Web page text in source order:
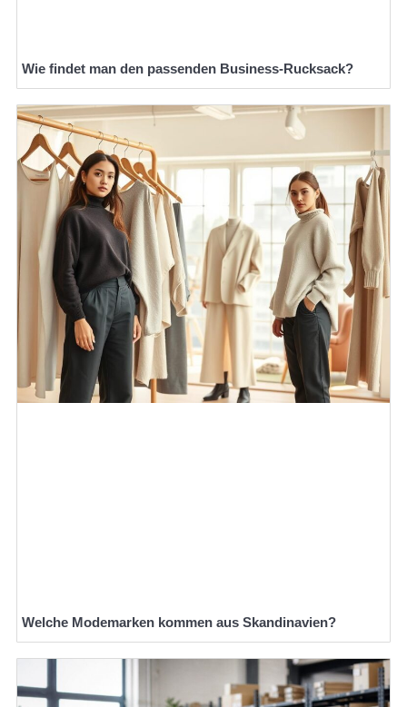
Wie findet man den passenden Business-Rucksack?
Welche Modemarken kommen aus Skandinavien?